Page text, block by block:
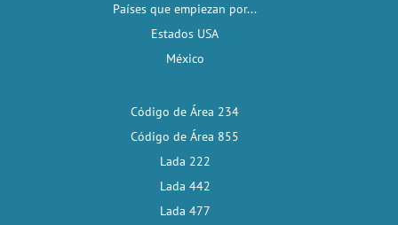
Países que empiezan por...
Estados USA
México
Código de Área 234
Código de Área 855
Lada 222
Lada 442
Lada 477